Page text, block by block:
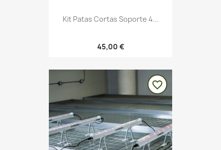
Kit Patas Cortas Soporte 4...
45,00 €
favorite_border